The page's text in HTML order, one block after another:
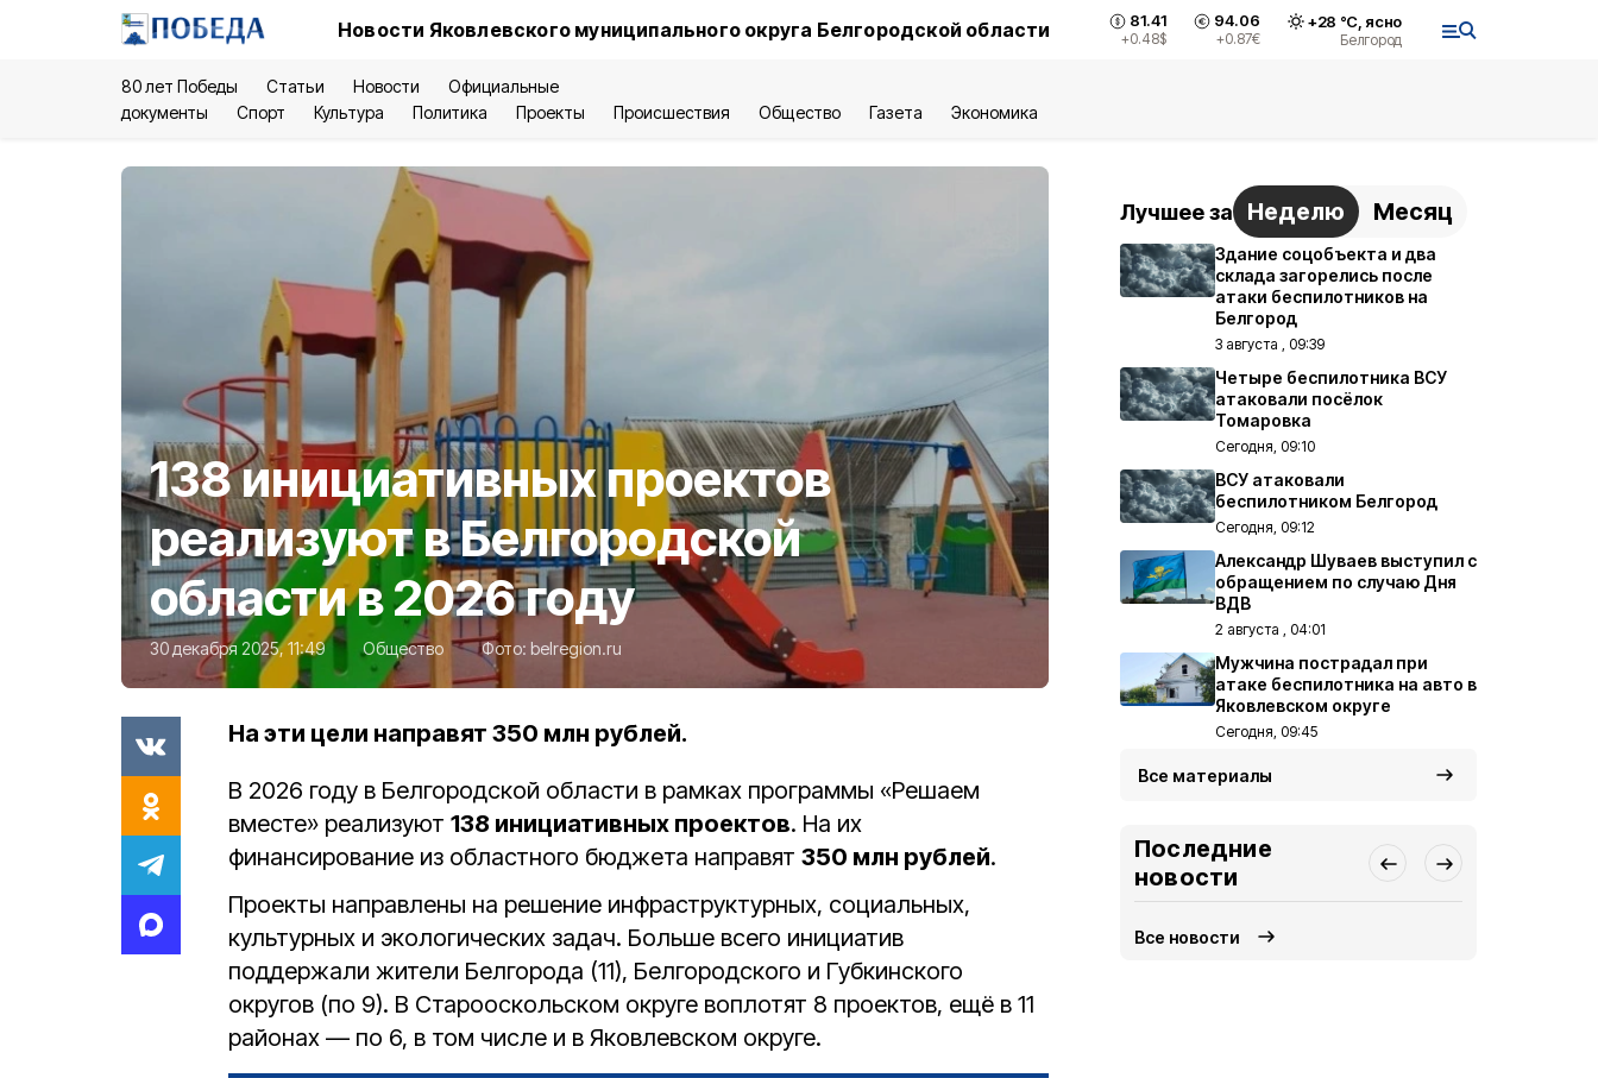
Новости Яковлевского муниципального округа Белгородской области 81.41
+0.48$
94.06
+0.87€
+28 °С, ясно
Белгород
80 лет Победы Статьи Новости
Официальные
документы
Спорт Культура Политика Проекты Происшествия Общество Газета Экономика
138 инициативных проектов
реализуют в Белгородской
области в 2026 году
30 декабря 2025, 11:49 Общество Фото: belregion.ru
На эти цели направят 350 млн рублей.
В 2026 году в Белгородской области в рамках программы «Решаем
вместе» реализуют 138 инициативных проектов. На их
финансирование из областного бюджета направят 350 млн рублей.
Проекты направлены на решение инфраструктурных, социальных,
культурных и экологических задач. Больше всего инициатив
поддержали жители Белгорода (11), Белгородского и Губкинского
округов (по 9). В Старооскольском округе воплотят 8 проектов, ещё в 11
районах — по 6, в том числе и в Яковлевском округе.
Лучшее за Неделю Месяц
Здание соцобъекта и два
склада загорелись после
атаки беспилотников на
Белгород
3 августа , 09:39
Четыре беспилотника ВСУ
атаковали посёлок
Томаровка
Сегодня, 09:10
ВСУ атаковали
беспилотником Белгород
Сегодня, 09:12
Александр Шуваев выступил с
обращением по случаю Дня
ВДВ
2 августа , 04:01
Мужчина пострадал при
атаке беспилотника на авто в
Яковлевском округе
Сегодня, 09:45
Все материалы
Последние
новости
Все новости